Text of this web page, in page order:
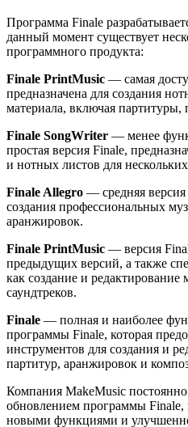
Программа Finale
данный момент существует
программного продукта:
Finale PrintMusic — самая
предназначена для создания
материала, включая
Finale SongWriter — менее
простая версия Finale,
и нотных листов для
Finale Allegro — средняя версия
создания профессиональных
аранжировок.
Finale PrintMusic — версия
предыдущих версий, а также
как создание и
саундтреков.
Finale — полная и наиболее
программы Finale, которая
инструментов для создания и
партитур, аранжировок и
Компания MakeMusic
обновлением программы Finale,
новыми функциями и